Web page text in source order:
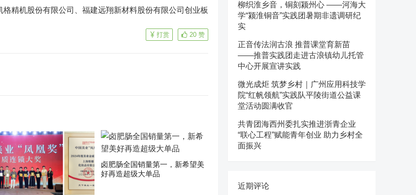
20 赞
打赏
卤肥肠全国销量第一，新希望美
好再造超级大单品
柳织淮乡音，铜刻颍州心 ——河海大
学“颍淮铜音”实践团暑期非遗调研纪
实
正音传法润古浪 推普课堂育新苗
——推普实践团走进古浪镇幼儿托管
中心开展宣讲实践
微光成炬 筑梦乡村｜广州应用科技学
院“红帆领航”实践队平陵街道公益课
堂活动圆满收官
共青团海西州委扎实推进浙青企业
“联心工程”赋能青年创业 助力乡村全
面振兴
近期评论